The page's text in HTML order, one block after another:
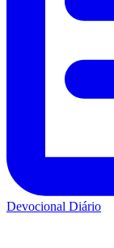
Devocional Diário